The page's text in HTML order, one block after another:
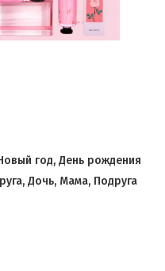
год, День рождения
Дочь, Мама, Подруга